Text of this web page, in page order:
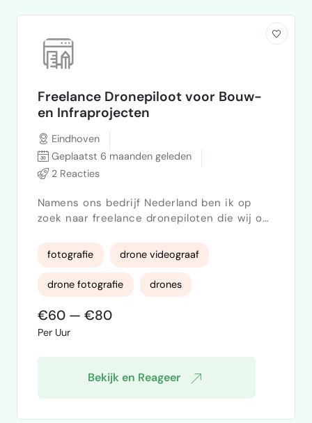
Freelance Dronepiloot voor Bouw-
en Infraprojecten
Eindhoven
Geplaatst 6 maanden geleden
2 Reacties
Namens ons bedrijf Nederland ben ik op
zoek naar freelance dronepiloten die wij op
contentcreatie. Ons bedrijf is
gespecialiseerd in testen, inspectie en
certificering in de bouw en infra, en we
willen onze projecten en expertise op een
krachtige, visuele manier in beeld brengen.
We zoeken piloten die niet alleen 'vliegen',
maar die echt gevoel hebben vo…
fotografie drone videograaf
drone fotografie drones
€60 — €80
Per Uur
Bekijk en Reageer